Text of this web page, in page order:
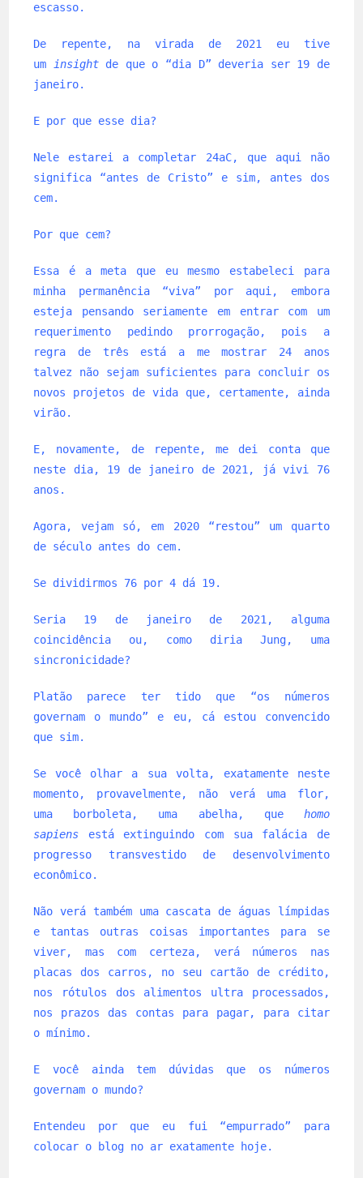
escasso.
De repente, na virada de 2021 eu tive
um
insightde que o “dia D” deveria ser 19 de
janeiro.
E por que esse dia?
Nele estarei a completar 24aC, que aqui não
significa “antes de Cristo” e sim, antes dos
cem.
Por que cem?
Essa é a meta que eu mesmo estabeleci para
minha permanência “viva” por aqui, embora
esteja pensando seriamente em entrar com um
requerimento pedindo prorrogação, pois a
regra de três está a me mostrar 24 anos
talvez não sejam suficientes para concluir os
novos projetos de vida que, certamente, ainda
virão.
E, novamente, de repente, me dei conta que
neste dia, 19 de janeiro de 2021, já vivi 76
anos.
Agora, vejam só, em 2020 “restou” um quarto
de século antes do cem.
Se dividirmos 76 por 4 dá 19.
Seria 19 de janeiro de 2021, alguma
coincidência ou, como diria Jung, uma
sincronicidade?
Platão parece ter tido que “os números
governam o mundo” e eu, cá estou convencido
que sim.
Se você olhar a sua volta, exatamente neste
momento, provavelmente, não verá uma flor,
uma borboleta, uma abelha, que homo
sapiens está extinguindo com sua falácia de
progresso transvestido de desenvolvimento
econômico.
Não verá também uma cascata de águas límpidas
e tantas outras coisas importantes para se
viver, mas com certeza, verá números nas
placas dos carros, no seu cartão de crédito,
nos rótulos dos alimentos ultra processados,
nos prazos das contas para pagar, para citar
o mínimo.
E você ainda tem dúvidas que os números
governam o mundo?
Entendeu por que eu fui “empurrado” para
colocar o blog no ar exatamente hoje.